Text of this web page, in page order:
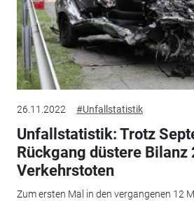
26.11.2022 #Unfallstatistik
Unfallstatistik: Trotz
Rückgang düstere Bilanz
Verkehrstoten
Zum ersten Mal in den vergangenen 12